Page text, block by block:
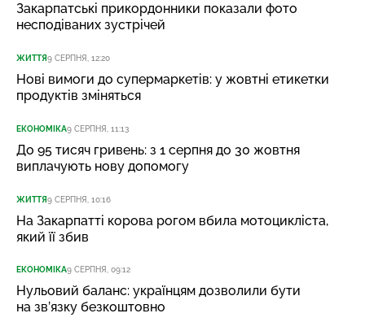
Закарпатські прикордонники показали фото
несподіваних зустрічей
ЖИТТЯ9 СЕРПНЯ, 12:20
Нові вимоги до супермаркетів: у жовтні етикетки
продуктів зміняться
ЕКОНОМІКА9 СЕРПНЯ, 11:13
До 95 тисяч гривень: з 1 серпня до 30 жовтня
виплачують нову допомогу
ЖИТТЯ9 СЕРПНЯ, 10:16
На Закарпатті корова рогом вбила мотоцикліста,
який її збив
ЕКОНОМІКА9 СЕРПНЯ, 09:12
Нульовий баланс: українцям дозволили бути
на зв’язку безкоштовно